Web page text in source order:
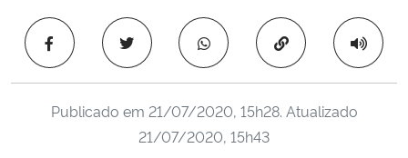
Ministério da Saúde
Ministério de Minas e Energia
Ministério da Ciência, Tecnologia, Inovações e Comunicações
Copiar para área
Publicado em 21/07/2020, 15h28. Atualizado
21/07/2020, 15h43